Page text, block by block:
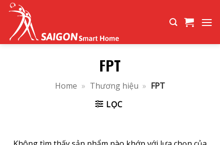
dung
FPT
Home » Thương hiệu » FPT
LỌC